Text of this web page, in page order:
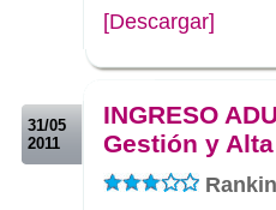
[Descargar]
31/05
2011
INGRESO
Gestión y